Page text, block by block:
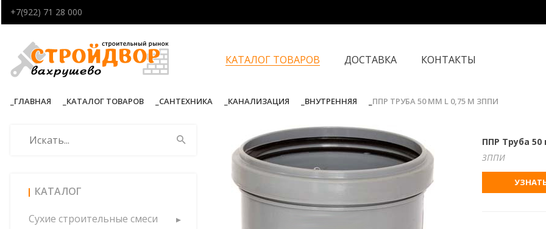
+7(922) 71 28 000
КАТАЛОГ ТОВАРОВ ДОСТАВКА КОНТАКТЫ
ГЛАВНАЯ КАТАЛОГ ТОВАРОВ САНТЕХНИКА КАНАЛИЗАЦИЯ ВНУТРЕННЯЯ ППР ТРУБА 50 ММ L 0,75 M ЗППИ
КАТАЛОГ
Сухие строительные смеси
ППР Труба
ЗППИ